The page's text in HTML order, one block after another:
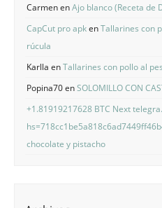
CarmenenAjo blanco (Receta de
CapCut pro apkenTallarines con
rúcula
Karlla enTallarines con pollo al
Popina70enSOLOMILLO CON
+1.81919217628 BTC Next
chocolate y pistacho